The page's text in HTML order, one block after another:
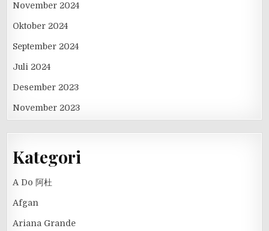
November 2024
Oktober 2024
September 2024
Juli 2024
Desember 2023
November 2023
Kategori
A Do 阿杜
Afgan
Ariana Grande